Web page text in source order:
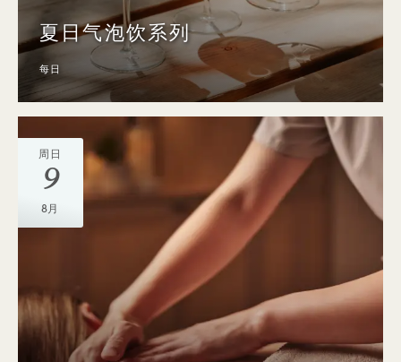
夏日气泡饮系列
每日
周日
9
8月